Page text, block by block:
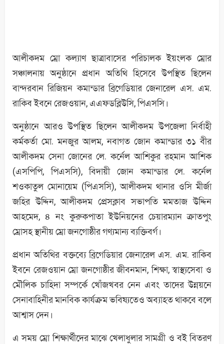
আলীকদম ম্রো কল্যাণ ছাত্রাবাসের পরিচালক ইয়ংলক ম্রোর
সঞ্চালনায় অনুষ্ঠানে প্রধান অতিথি হিসেবে উপস্থিত ছিলেন
বান্দরবান রিজিয়ন কমান্ডার ব্রিগেডিয়ার জেনারেল এস. এম.
রাকিব ইবনে রেজওয়ান, এএফডব্লিউসি, পিএসসি।
অনুষ্ঠানে আরও উপস্থিত ছিলেন আলীকদম উপজেলা নির্বাহী
কর্মকর্তা মো. মনজুর আলম, নবাগত জোন কমান্ডার ৩১ বীর
আলীকদম সেনা জোনের লে. কর্নেল আশিকুর রহমান আশিক
(এসপিপি, পিএসসি), বিদায়ী জোন কমান্ডার লে. কর্নেল
শওকাতুল মোনায়েম (পিএসসি), আলীকদম থানার ওসি মীর্জা
জহির উদ্দিন, আলীকদম প্রেসক্লাব সভাপতি মমতাজ উদ্দিন
আহমেদ, ৪ নং কুরুকপাতা ইউনিয়নের চেয়ারম্যান ক্রাতপুং
ম্রোসহ স্থানীয় ম্রো জনগোষ্ঠীর গণ্যমান্য ব্যক্তিবর্গ।
প্রধান অতিথির বক্তব্যে ব্রিগেডিয়ার জেনারেল এস. এম. রাকিব
ইবনে রেজওয়ান ম্রো জনগোষ্ঠীর জীবনমান, শিক্ষা, স্বাস্থ্যসেবা ও
মৌলিক চাহিদা সম্পর্কে খোঁজখবর নেন এবং তাদের উন্নয়নে
সেনাবাহিনীর মানবিক কার্যক্রম ভবিষ্যতেও অব্যাহত থাকবে বলে
আশ্বাস দেন।
এ সময় ম্রো শিক্ষার্থীদের মাঝে খেলাধুলার সামগ্রী ও বই বিতরণ